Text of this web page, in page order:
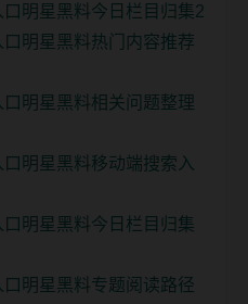
明星黑料今日栏目归集2
明星黑料热门内容推荐
明星黑料相关问题整理
明星黑料移动端搜索入
明星黑料今日栏目归集
明星黑料专题阅读路径